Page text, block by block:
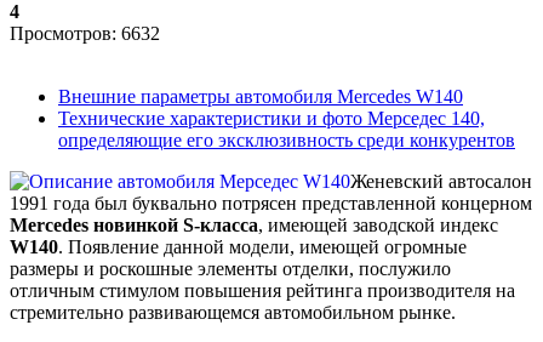
4
Просмотров: 6632
Внешние параметры автомобиля Mercedes W140
Технические характеристики и фото Мерседес 140,
определяющие его эксклюзивность среди конкурентов
Женевский автосалон
1991 года был буквально потрясен представленной концерном
Mercedes новинкой S-класса, имеющей заводской индекс
W140. Появление данной модели, имеющей огромные
размеры и роскошные элементы отделки, послужило
отличным стимулом повышения рейтинга производителя на
стремительно развивающемся автомобильном рынке.